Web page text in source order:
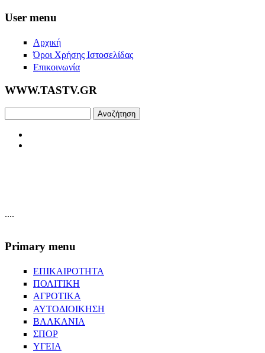
Skip to main content
User menu
Αρχική
Όροι Χρήσης Ιστοσελίδας
Επικοινωνία
WWW.TASTV.GR
....
Primary menu
ΕΠΙΚΑΙΡΟΤΗΤΑ
ΠΟΛΙΤΙΚΗ
ΑΓΡΟΤΙΚΑ
ΑΥΤΟΔΙΟΙΚΗΣΗ
ΒΑΛΚΑΝΙΑ
ΣΠΟΡ
ΥΓΕΙΑ